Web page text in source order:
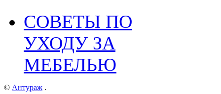
СОВЕТЫ ПО
УХОДУ ЗА
МЕБЕЛЬЮ
© Антураж .